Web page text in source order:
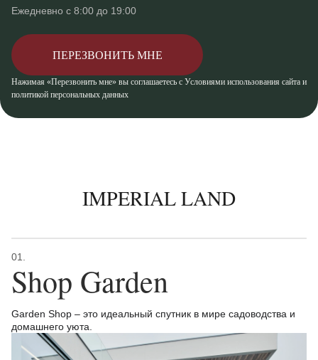
Ежедневно с 8:00 до 19:00
Нажимая «Перезвонить мне» вы соглашаетесь с Условиями использования сайта и
политикой персональных данных
ПЕРЕЗВОНИТЬ МНЕ
IMPERIAL LAND
01.
Shop Garden
Garden Shop – это идеальный спутник в мире садоводства и
домашнего уюта.